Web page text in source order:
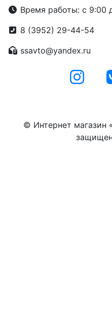
Время работы: с 9:00
8 (3952) 29-44-54
ssavto@yandex.ru
© Интернет магазин